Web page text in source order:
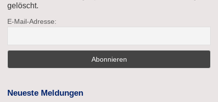
gelöscht.
E-Mail-Adresse:
Neueste Meldungen